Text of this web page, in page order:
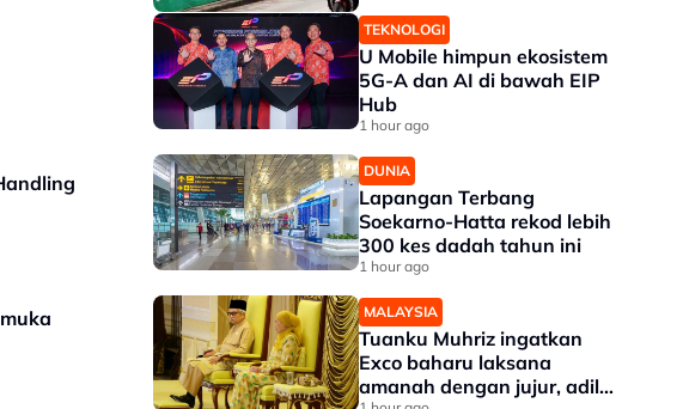
TEKNOLOGI
U Mobile himpun ekosistem
5G-A dan AI di bawah EIP
Hub
1 hour ago
DUNIA
Lapangan Terbang
Soekarno-Hatta rekod lebih
300 kes dadah tahun ini
1 hour ago
MALAYSIA
Tuanku Muhriz ingatkan
Exco baharu laksana
amanah dengan jujur, adil